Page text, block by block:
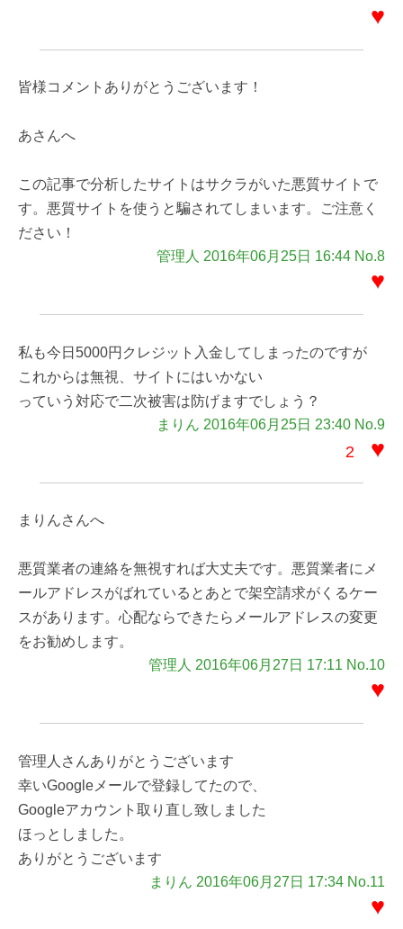
♥
皆様コメントありがとうございます！
あさんへ
この記事で分析したサイトはサクラがいた悪質サイトで
す。悪質サイトを使うと騙されてしまいます。ご注意く
ださい！
管理人 2016年06月25日 16:44 No.8
♥
私も今日5000円クレジット入金してしまったのですが
これからは無視、サイトにはいかない
っていう対応で二次被害は防げますでしょう？
まりん 2016年06月25日 23:40 No.9
2 ♥
まりんさんへ
悪質業者の連絡を無視すれば大丈夫です。悪質業者にメ
ールアドレスがばれているとあとで架空請求がくるケー
スがあります。心配ならできたらメールアドレスの変更
をお勧めします。
管理人 2016年06月27日 17:11 No.10
♥
管理人さんありがとうございます
幸いGoogleメールで登録してたので、
Googleアカウント取り直し致しました
ほっとしました。
ありがとうございます
まりん 2016年06月27日 17:34 No.11
♥